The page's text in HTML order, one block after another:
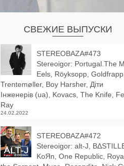
СВЕЖИЕ ВЫПУСКИ
STEREOBAZA#473
Stereoigor: Portugal.The
Eels, Röyksopp, Goldfrapp,
Trentemøller, Boy Harsher, Діти
Інженерів (ua), Kovacs, The Knife,
Ray
24.02.2022
STEREOBAZA#472
Stereoigor: alt‑J,
KoЯn, One Republic,